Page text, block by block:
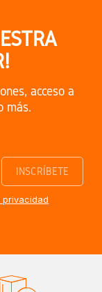
acceso a
más.